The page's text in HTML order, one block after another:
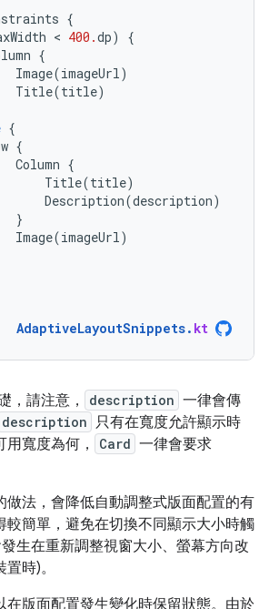
{
< 400.dp)
{
{
Image(imageUrl)
Title(title)
{
{
Column {
Title(title)
Description(description)
}
Image(imageUrl)
AdaptiveLayoutSnippets. kt
，請注意， description 一律會傳
description 只有在寬度允許顯示時
寬度為何，
Card 一律會要求
做法，會降低自動調整式版面配置的有
較簡單，避免在切換不同顯示大小時觸
生在重新調整視窗大小、螢幕方向改
時)。
在版面配置發生變化時保留狀態。由於